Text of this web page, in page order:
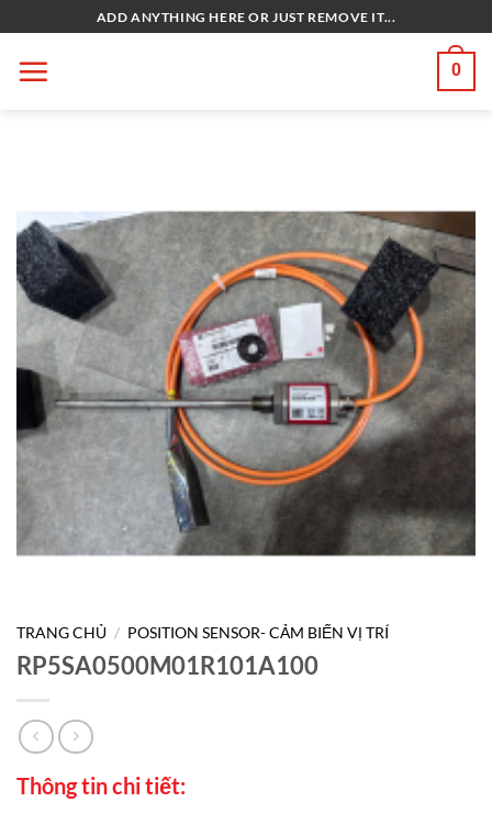
qua
nội
ADD ANYTHING HERE OR JUST REMOVE IT...
0
TRANG CHỦ / POSITION SENSOR- CẢM BIẾN VỊ TRÍ
RP5SA0500M01R101A100
Thông tin chi tiết: